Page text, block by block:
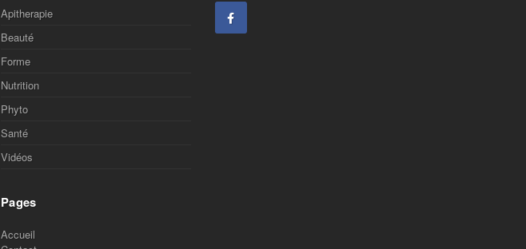
Apitherapie
Beauté
Forme
Nutrition
Phyto
Santé
Vidéos
Pages
Accueil